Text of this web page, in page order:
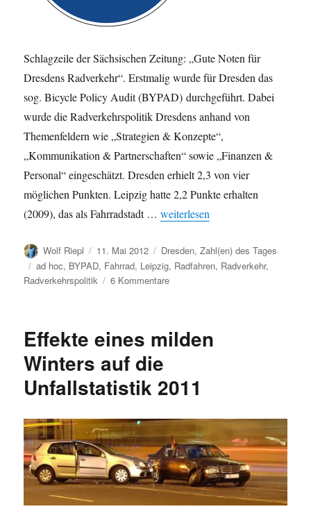
Schlagzeile der Sächsischen Zeitung: „Gute Noten für
Dresdens Radverkehr“. Erstmalig wurde für Dresden das
sog. Bicycle Policy Audit (BYPAD) durchgeführt. Dabei
wurde die Radverkehrspolitik Dresdens anhand von
Themenfeldern wie „Strategien & Konzepte“,
„Kommunikation & Partnerschaften“ sowie „Finanzen &
Personal“ eingeschätzt. Dresden erhielt 2,3 von vier
möglichen Punkten. Leipzig hatte 2,2 Punkte erhalten
(2009), das als Fahrradstadt …„„Gute Noten für Dresdens
weiterlesen
Autor
Wolf Riepl
Veröffentlicht
am
11. Mai 2012 Kategorien
Dresden,Zahl(en) des Tages
Schlagwörter
ad hoc, BYPAD, Fahrrad, Leipzig, Radfahren, Radverkehr,
Radverkehrspolitik
6 Kommentarezu
Dresdens
wirklich?
Effekte eines milden
Winters auf die
Unfallstatistik 2011